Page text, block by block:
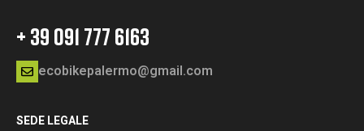
+ 39 091 777 6163
ecobikepalermo@gmail.com
SEDE LEGALE